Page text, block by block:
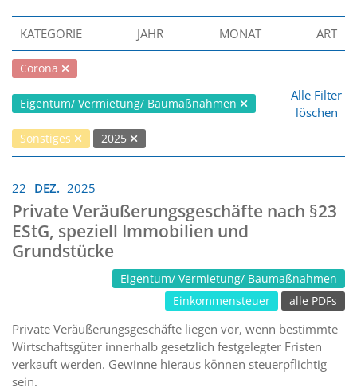
KATEGORIE JAHR MONAT ART
Corona
Eigentum/ Vermietung/ Baumaßnahmen
Sonstiges 2025
Alle Filter
löschen
22 DEZ. 2025
Private Veräußerungsgeschäfte nach §23
EStG, speziell Immobilien und
Grundstücke
Eigentum/ Vermietung/ Baumaßnahmen
Einkommensteuer
alle PDFs
Private Veräußerungsgeschäfte liegen vor, wenn bestimmte
Wirtschaftsgüter innerhalb gesetzlich festgelegter Fristen
verkauft werden. Gewinne hieraus können steuerpflichtig
sein.